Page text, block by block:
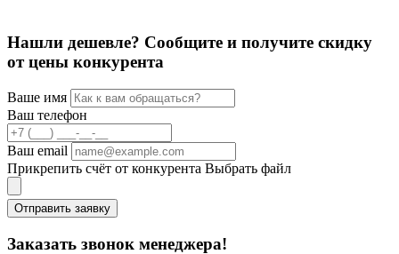
Нашли дешевле? Сообщите и получите скидку
от цены конкурента
Ваше имя
Ваш телефон
Ваш email
Прикрепить счёт от конкурента Выбрать файл
Отправить заявку
Заказать звонок менеджера!